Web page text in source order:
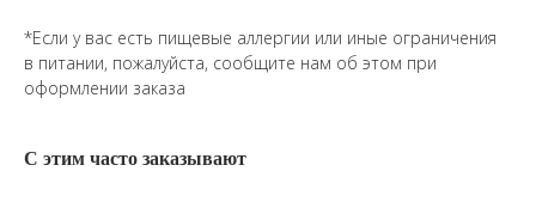
*Если у вас есть пищевые аллергии или иные ограничения
в питании, пожалуйста, сообщите нам об этом при
оформлении заказа
С этим часто заказывают